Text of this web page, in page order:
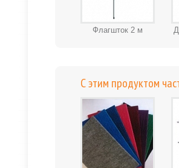
Флагшток 2 м
С этим продуктом